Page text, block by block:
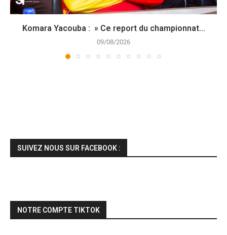
Komara Yacouba : » Ce report du championnat...
09/08/2026
SUIVEZ NOUS SUR FACEBOOK :
NOTRE COMPTE TIKTOK